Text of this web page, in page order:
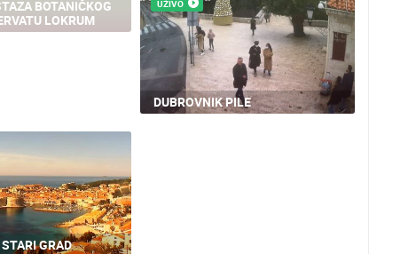
BOTANIČKOG
LOKRUM
UŽIVO
DUBROVNIK PILE
GRAD